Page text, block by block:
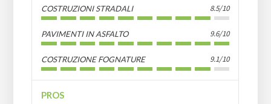
COSTRUZIONI STRADALI 8.5/10
PAVIMENTI IN ASFALTO 9.6/10
COSTRUZIONE FOGNATURE 9.1/10
PROS